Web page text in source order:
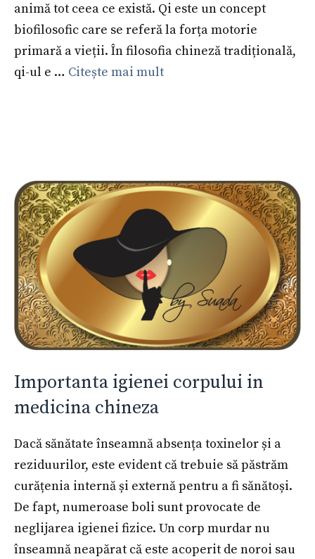
animă tot ceea ce există. Qi este un concept
biofilosofic care se referă la forța motorie
primară a vieții. În filosofia chineză tradițională,
qi-ul e … Citește mai mult
Importanta igienei corpului in
medicina chineza
Dacă sănătate înseamnă absența toxinelor și a
reziduurilor, este evident că trebuie să păstrăm
curățenia internă și externă pentru a fi sănătoși.
De fapt, numeroase boli sunt provocate de
neglijarea igienei fizice. Un corp murdar nu
înseamnă neapărat că este acoperit de noroi sau